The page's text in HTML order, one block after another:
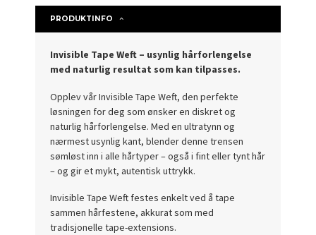
PRODUKTINFO
Invisible Tape Weft – usynlig hårforlengelse
med naturlig resultat som kan tilpasses.
Opplev vår Invisible Tape Weft, den perfekte
løsningen for deg som ønsker en diskret og
naturlig hårforlengelse. Med en ultratynn og
nærmest usynlig kant, blender denne trensen
sømløst inn i alle hårtyper – også i fint eller tynt hår
– og gir et mykt, autentisk uttrykk.
Invisible Tape Weft festes enkelt ved å tape
sammen hårfestene, akkurat som med
tradisjonelle tape-extensions.